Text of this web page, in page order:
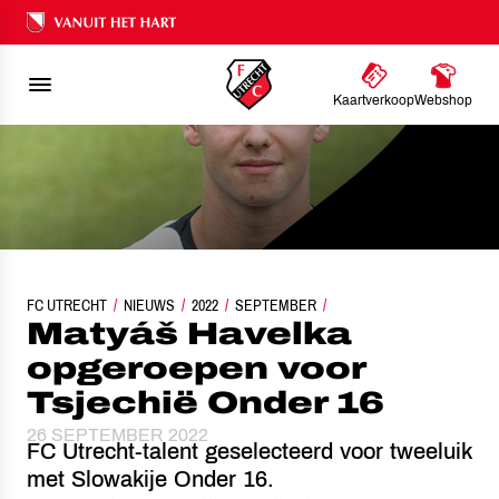
Ons nalatenschap
KaartverkoopWebshop
FC UTRECHT NIEUWS 2022 SEPTEMBER
MATYÁŠ HAVELKA OPGEROEPEN VOOR TSJECHIË
Matyáš Havelka
opgeroepen voor
Tsjechië Onder 16
26 SEPTEMBER 2022
FC Utrecht-talent geselecteerd voor tweeluik
met Slowakije Onder 16.